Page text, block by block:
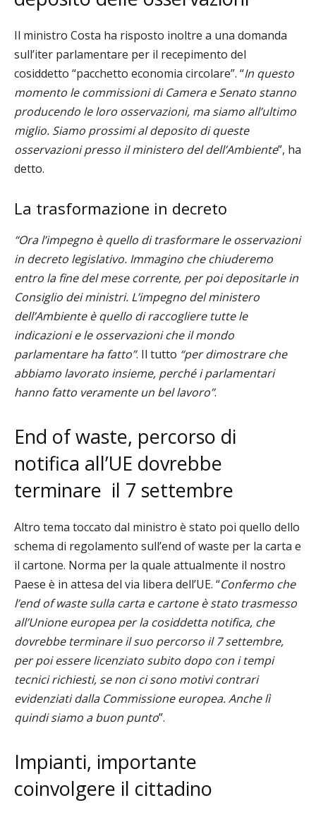
Il ministro Costa ha risposto inoltre a una domanda
sull’iter parlamentare per il recepimento del
cosiddetto “pacchetto economia circolare”. “In questo
momento le commissioni di Camera e Senato stanno
producendo le loro osservazioni, ma siamo all’ultimo
miglio. Siamo prossimi al deposito di queste
osservazioni presso il ministero del dell’Ambiente”, ha
detto.
La trasformazione in decreto
“Ora l’impegno è quello di trasformare le osservazioni
in decreto legislativo. Immagino che chiuderemo
entro la fine del mese corrente, per poi depositarle in
Consiglio dei ministri. L’impegno del ministero
dell’Ambiente è quello di raccogliere tutte le
indicazioni e le osservazioni che il mondo
parlamentare ha fatto”. Il tutto “per dimostrare che
abbiamo lavorato insieme, perché i parlamentari
hanno fatto veramente un bel lavoro”.
End of waste, percorso di
notifica all’UE dovrebbe
terminare il 7 settembre
Altro tema toccato dal ministro è stato poi quello dello
schema di regolamento sull’end of waste per la carta e
il cartone. Norma per la quale attualmente il nostro
Paese è in attesa del via libera dell’UE. “Confermo che
l’end of waste sulla carta e cartone è stato trasmesso
all’Unione europea per la cosiddetta notifica, che
dovrebbe terminare il suo percorso il 7 settembre,
per poi essere licenziato subito dopo con i tempi
tecnici richiesti, se non ci sono motivi contrari
evidenziati dalla Commissione europea. Anche lì
quindisiamo a buon punto”.
Impianti, importante
coinvolgere il cittadino